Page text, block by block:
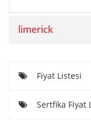
limerick
Fiyat Listesi
Sertfika Fiyat